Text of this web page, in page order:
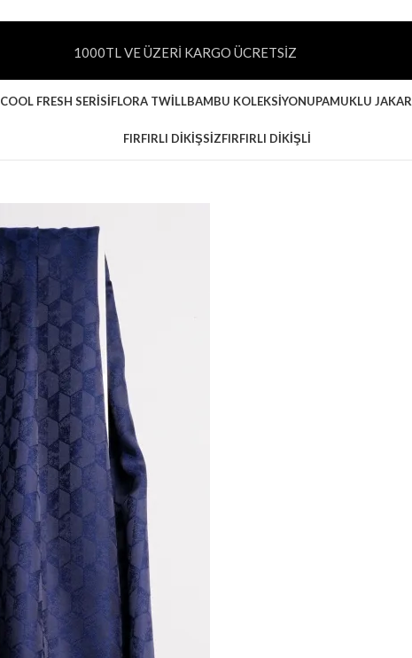
1000TL VE ÜZERİ KARGO ÜCRETSİZ
COOL FRESH SERISIFLORA TWILLBAMBU KOLEKSIYONUPAMUKLU JAKAR
FIRFIRLI DIKIŞSIZFIRFIRLI DIKIŞLI